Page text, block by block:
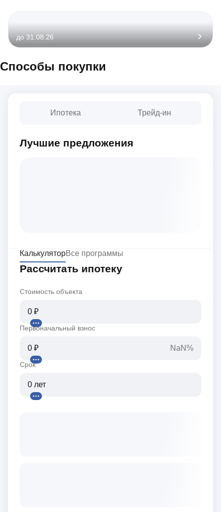
до 31.08.26
Способы покупки
Ипотека Трейд-ин
Лучшие предложения
КалькуляторВсе программы
Рассчитать ипотеку
Стоимость объекта
Первоначальный взнос
NaN%
Срок